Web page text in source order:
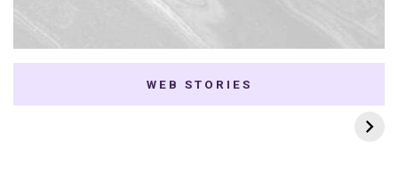
WEB STORIES
7 K-dramas Enemies
to Lovers
Thai Dramas com
First e Khaotung